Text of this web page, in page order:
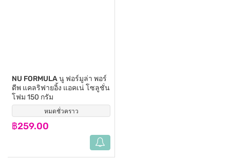
หมดชั่วคราว
NU FORMULAนู ฟอร์มูล่า พอร์
ดีพ แคลริฟายอิ้ง แอคเน่ โซลูชั่น
โฟม 150 กรัม
฿259.00
(76)